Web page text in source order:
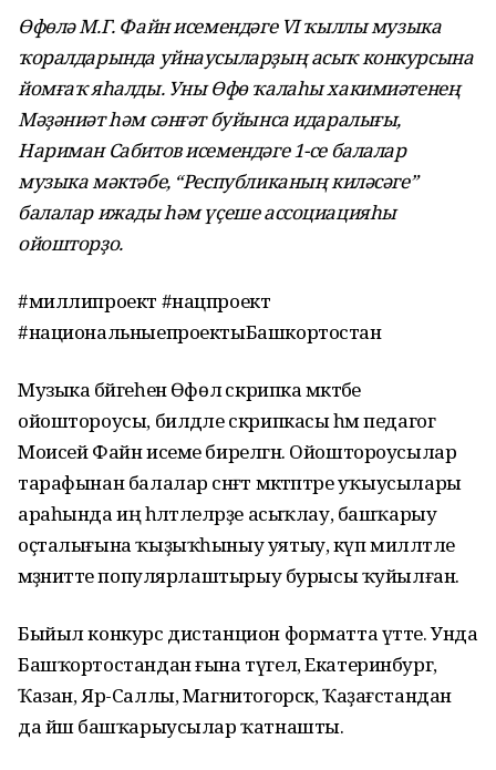
Өфөлә М.Г. Файн исемендәге VI ҡыллы музыка
ҡоралдарында уйнаусыларҙың асыҡ конкурсына
йомғаҡ яһалды. Уны Өфө ҡалаһы хакимиәтенең
Мәҙәниәт һәм сәнғәт буйынса идаралығы,
Нариман Сабитов исемендәге 1-се балалар
музыка мәктәбе, “Республиканың киләсәге”
балалар ижады һәм үҫеше ассоциацияһы
ойошторҙо.
#миллипроект #нацпроект
#национальныепроектыБашкортостан
Музыка бәйгеһенә Өфөлә скрипка мәктәбе
ойоштороусы, билдәле скрипкасы һәм педагог
Моисей Файн исеме бирелгән. Ойоштороусылар
тарафынан балалар сәнғәт мәктәптәре уҡыусылары
араһында иң һәләтлеләрҙе асыҡлау, башҡарыу
оҫталығына ҡыҙыҡһыныу уятыу, күп милләтле
мәҙәниәтте популярлаштырыу бурысы ҡуйылған.
Быйыл конкурс дистанцион форматта үтте. Унда
Башҡортостандан ғына түгел, Екатеринбург,
Ҡазан, Яр-Саллы, Магнитогорск, Ҡаҙағстандан
да йәш башҡарыусылар ҡатнашты.